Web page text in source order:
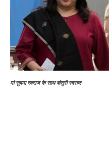
मां सुषमा स्वराज के साथ बांसुरी स्वराज